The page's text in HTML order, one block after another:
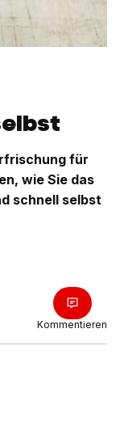
für
wie Sie das
schnell selbst
Kommentieren